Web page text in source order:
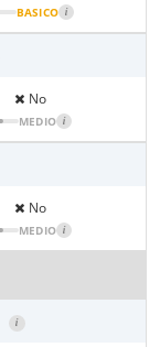
BASICO i
No
MEDIO i
No
MEDIO i
i